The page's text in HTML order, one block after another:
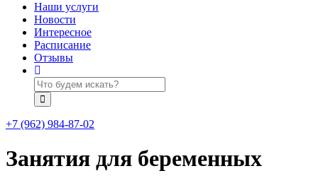
Наши услуги
Новости
Интересное
Расписание
Отзывы
+7 (962) 984-87-02
Занятия для беременных